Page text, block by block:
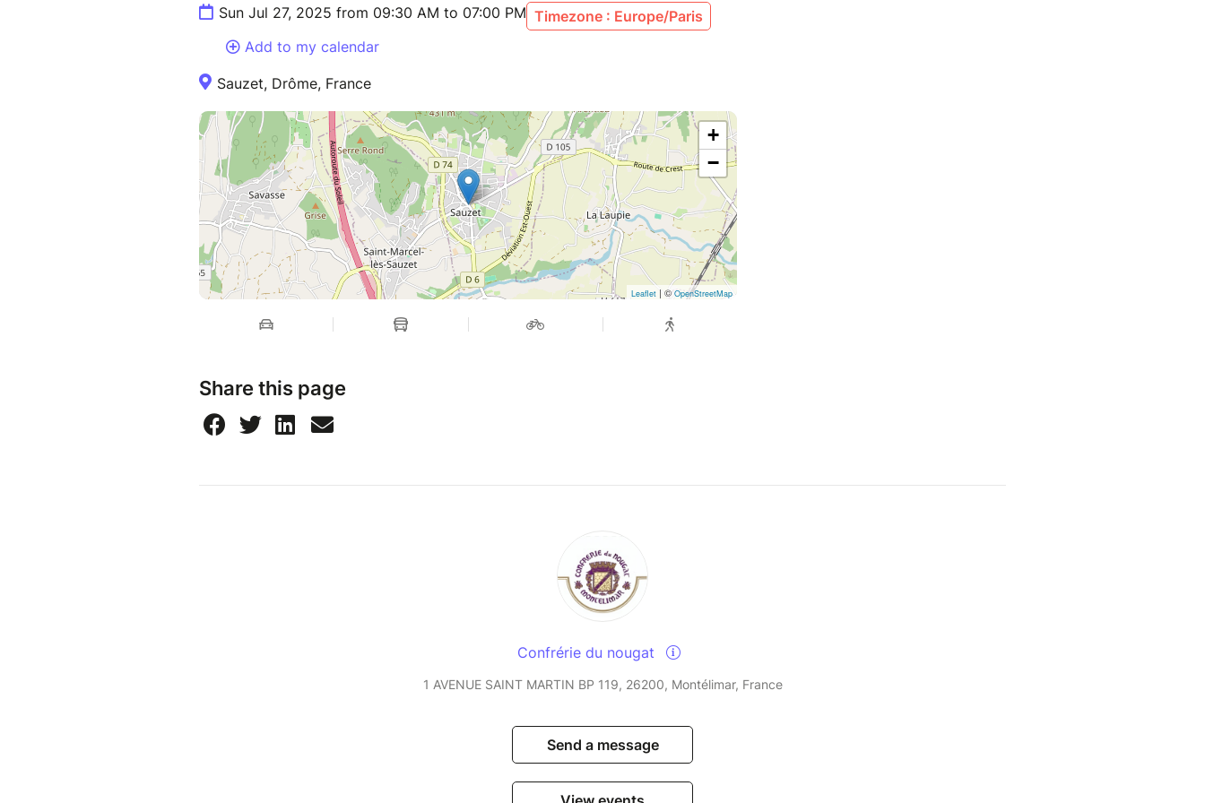
Réservez votre place via BilletWeb et venez partager ce grand moment de
convivialité avec la Confrérie du Nougat, dans l’esprit des traditions drômoises
Par la douceur, le miel et l’amande,
Votre Grand Maître de la Confrérie du Nougat
Sun Jul 27, 2025 from 09:30 AM to 07:00 PM Timezone : Europe/Paris
Add to my calendar
Sauzet, Drôme, France
+
−
Leaflet | © OpenStreetMap
Share this page
Confrérie du nougat
1 AVENUE SAINT MARTIN BP 119, 26200, Montélimar, France
Send a message